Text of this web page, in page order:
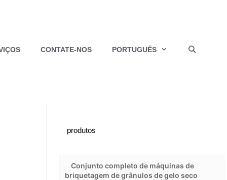
CONTATE-NOS PORTUGUÊS
produtos
Conjunto completo de máquinas de
briquetagem de grânulos de gelo seco